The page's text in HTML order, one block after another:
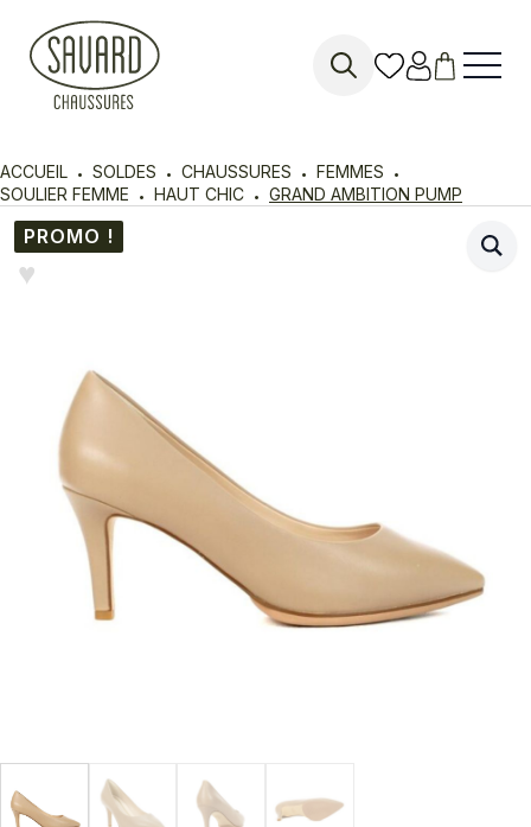
ACCUEIL SOLDES CHAUSSURES
FEMMES
SOULIER FEMME
HAUT CHIC GRAND AMBITION PUMP
PROMO !
♥︎